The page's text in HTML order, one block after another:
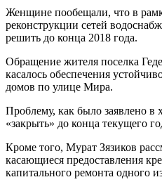
Женщине пообещали, что в
реконструкции сетей
решить до конца 2018 года.
Обращение жителя поселка
касалось обеспечения
домов по улице Мира.
Проблему, как было заявлено в
«закрыть» до конца текущего
Кроме того, Мурат Зязиков
касающиеся предоставления
капитального ремонта одного